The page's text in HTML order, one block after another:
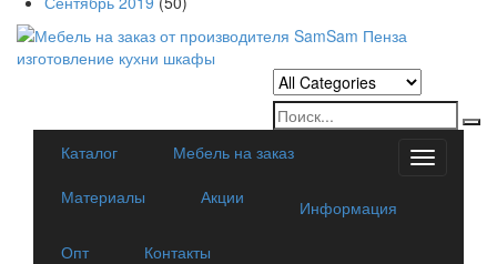
Categories
Каталог
Мебель на заказ
Материалы
Акции
Информация
Опт
Контакты